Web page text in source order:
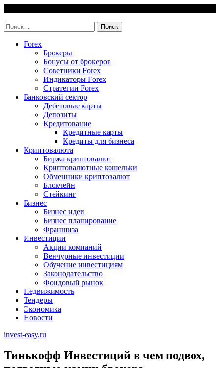
content
Найти:
Forex
Брокеры
Бонусы от брокеров
Советники Forex
Индикаторы Forex
Стратегии Forex
Банковский сектор
Дебетовые карты
Депозиты
Кредитование
Кредитные карты
Кредиты для бизнеса
Криптовалюта
Биржа криптовалют
Криптовалютные кошельки
Обменники криптовалют
Блокчейн
Стейкинг
Бизнес
Бизнес идеи
Бизнес планирование
Франшиза
Инвестиции
Акции компаний
Венчурные инвестиции
Обучение инвестициям
Законодательство
Фондовый рынок
Недвижимость
Тендеры
Экономика
Новости
invest-easy.ru
Тинькофф Инвестиций в чем подвох,